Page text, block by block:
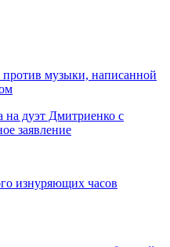
музыки, написанной
на дуэт Дмитриенко с
заявление
изнуряющих часов